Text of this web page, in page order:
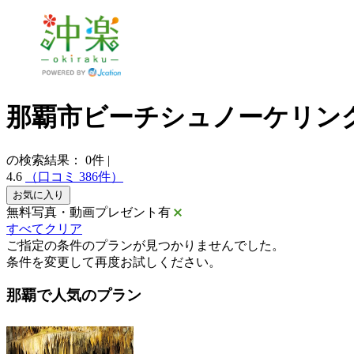
那覇市ビーチシュノーケリン
の検索結果： 0件 |
4.6
（口コミ 386件）
お気に入り
無料写真・動画プレゼント有
すべてクリア
ご指定の条件のプランが見つかりませんでした。
条件を変更して再度お試しください。
那覇で人気のプラン